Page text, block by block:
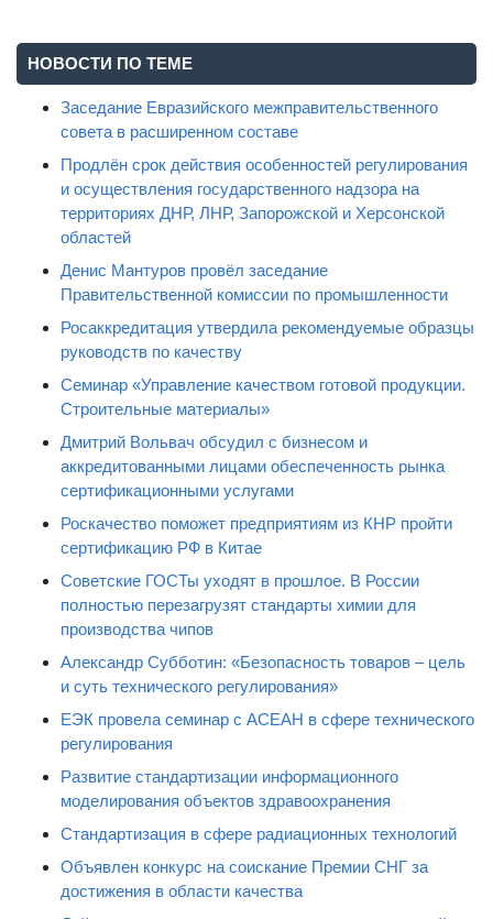
НОВОСТИ ПО ТЕМЕ
Заседание Евразийского межправительственного
совета в расширенном составе
Продлён срок действия особенностей регулирования
и осуществления государственного надзора на
территориях ДНР, ЛНР, Запорожской и Херсонской
областей
Денис Мантуров провёл заседание
Правительственной комиссии по промышленности
Росаккредитация утвердила рекомендуемые образцы
руководств по качеству
Семинар «Управление качеством готовой продукции.
Строительные материалы»
Дмитрий Вольвач обсудил с бизнесом и
аккредитованными лицами обеспеченность рынка
сертификационными услугами
Роскачество поможет предприятиям из КНР пройти
сертификацию РФ в Китае
Советские ГОСТы уходят в прошлое. В России
полностью перезагрузят стандарты химии для
производства чипов
Александр Субботин: «Безопасность товаров – цель
и суть технического регулирования»
ЕЭК провела семинар с АСЕАН в сфере технического
регулирования
Развитие стандартизации информационного
моделирования объектов здравоохранения
Стандартизация в сфере радиационных технологий
Объявлен конкурс на соискание Премии СНГ за
достижения в области качества